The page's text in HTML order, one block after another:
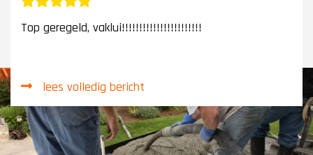
Top geregeld, vaklui!!!!!!!!!!!!!!!!!!!!!!!
lees volledig bericht